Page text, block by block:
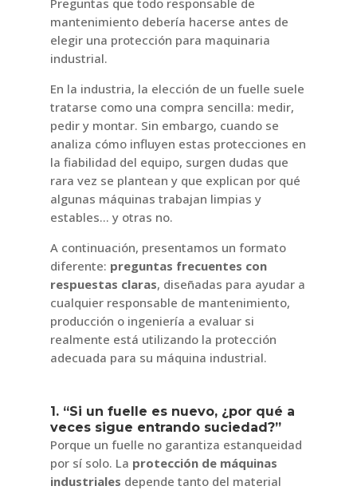
Preguntas que todo responsable de
mantenimiento debería hacerse antes de
elegir una protección para maquinaria
industrial.
En la industria, la elección de un fuelle suele
tratarse como una compra sencilla: medir,
pedir y montar. Sin embargo, cuando se
analiza cómo influyen estas protecciones en
la fiabilidad del equipo, surgen dudas que
rara vez se plantean y que explican por qué
algunas máquinas trabajan limpias y
estables… y otras no.
A continuación, presentamos un formato
diferente: preguntas frecuentes con
respuestas claras, diseñadas para ayudar a
cualquier responsable de mantenimiento,
producción o ingeniería a evaluar si
realmente está utilizando la protección
adecuada para su máquina industrial.
1. “Si un fuelle es nuevo, ¿por qué a
veces sigue entrando suciedad?”
Porque un fuelle no garantiza estanqueidad
por sí solo. La protección de máquinas
industriales depende tanto del material